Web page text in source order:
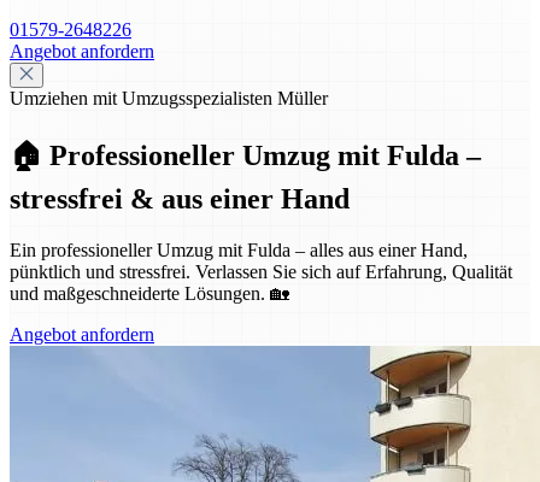
01579-2648226
Angebot anfordern
Umziehen mit Umzugsspezialisten Müller
🏠 Professioneller Umzug mit Fulda –
stressfrei & aus einer Hand
Ein professioneller Umzug mit Fulda – alles aus einer Hand,
pünktlich und stressfrei. Verlassen Sie sich auf Erfahrung, Qualität
und maßgeschneiderte Lösungen. 🏡
Angebot anfordern